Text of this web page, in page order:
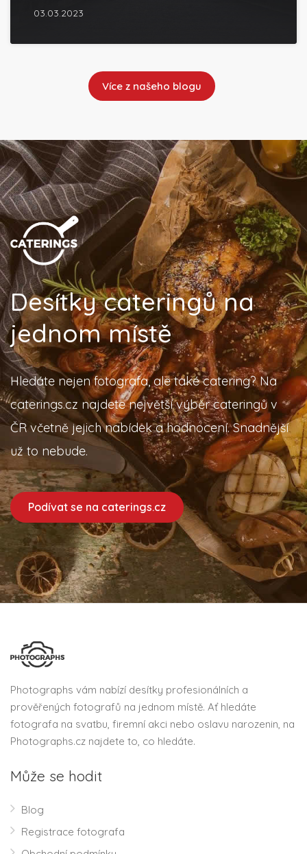
03.03.2023
Více z našeho blogu
Desítky cateringů na
jednom místě
Hledáte nejen fotografa, ale také catering? Na
caterings.cz najdete největší výběr cateringů v
ČR včetně jejich nabídek a hodnocení. Snadnější
už to nebude.
Podívat se na caterings.cz
Photographs vám nabízí desítky profesionálních a
prověřených fotografů na jednom místě. Ať hledáte
fotografa na svatbu, firemní akci nebo oslavu narozenin, na
Photographs.cz najdete to, co hledáte.
Může se hodit
Blog
Registrace fotografa